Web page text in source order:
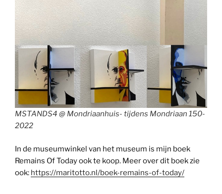
MSTANDS4 @ Mondriaanhuis- tijdens Mondriaan 150-
2022
In de museumwinkel van het museum is mijn boek
Remains Of Today ook te koop. Meer over dit boek zie
ook: https://maritotto.nl/boek-remains-of-today/